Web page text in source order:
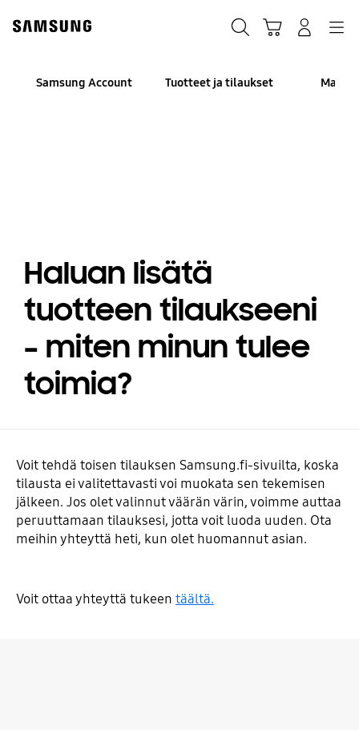
content
Samsung Account Tuotteet ja tilaukset
Haluan lisätä
tuotteen tilaukseeni
– miten minun tulee
toimia?
Voit tehdä toisen tilauksen Samsung.fi-sivuilta, koska
tilausta ei valitettavasti voi muokata sen tekemisen
jälkeen. Jos olet valinnut väärän värin, voimme auttaa
peruuttamaan tilauksesi, jotta voit luoda uuden. Ota
meihin yhteyttä heti, kun olet huomannut asian.
Voit ottaa yhteyttä tukeen täältä.